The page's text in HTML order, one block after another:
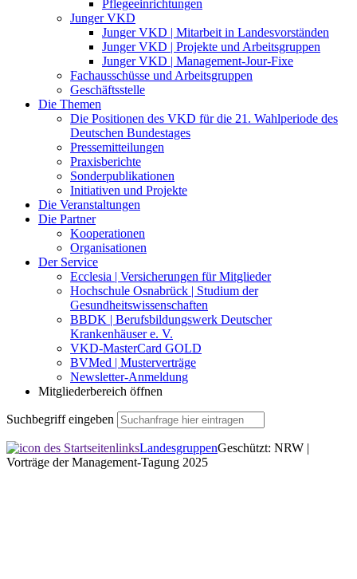
Pflegeeinrichtungen
Junger VKD
Junger VKD | Mitarbeit in Landesvorständen
Junger VKD | Projekte und Arbeitsgruppen
Junger VKD | Management-Jour-Fixe
Fachausschüsse und Arbeitsgruppen
Geschäftsstelle
Die Themen
Die Positionen des VKD für die 21. Wahlperiode des
Deutschen Bundestages
Pressemitteilungen
Praxisberichte
Sonderpublikationen
Initiativen und Projekte
Die Veranstaltungen
Die Partner
Kooperationen
Organisationen
Der Service
Ecclesia | Versicherungen für Mitglieder
Hochschule Osnabrück | Studium der
Gesundheitswissenschaften
BBDK | Berufsbildungswerk Deutscher
Krankenhäuser e. V.
VKD-MasterCard GOLD
BVMed | Musterverträge
Newsletter-Anmeldung
Mitgliederbereich öffnen
Suchbegriff eingeben
LandesgruppenGeschützt: NRW |
Vorträge der Management-Tagung 2025